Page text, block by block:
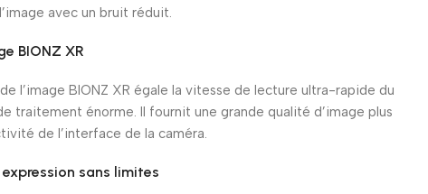
avec un bruit réduit.
BIONZ XR
l’image BIONZ XR égale la vitesse de lecture ultra-rapide du
traitement énorme. Il fournit une grande qualité d’image plus
de l’interface de la caméra.
sans limites